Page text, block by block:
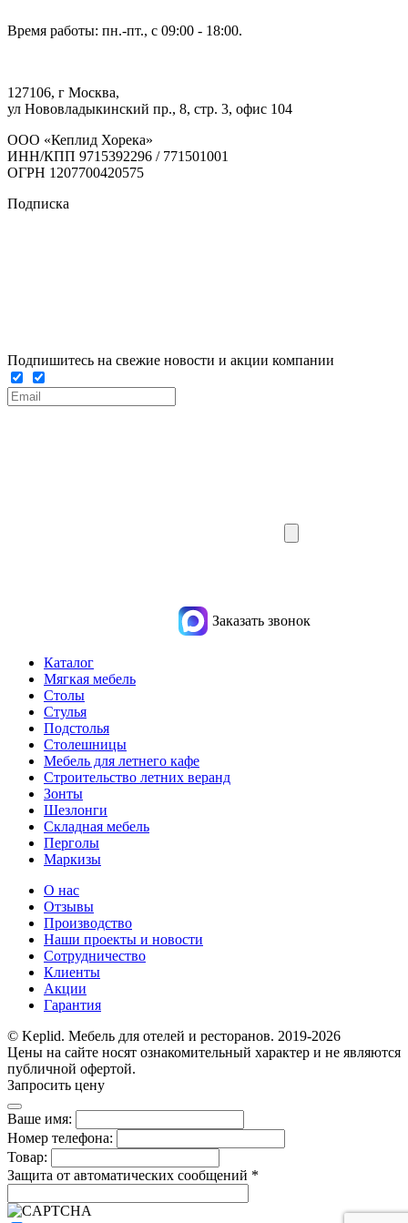
Время работы: пн.-пт., с 09:00 - 18:00.
127106, г Москва,
ул Нововладыкинский пр., 8, стр. 3, офис 104
ООО «Кеплид Хорека»
ИНН/КПП 9715392296 / 771501001
ОГРН 1207700420575
Подписка
Подпишитесь на свежие новости и акции компании
Заказать звонок
Каталог
Мягкая мебель
Столы
Стулья
Подстолья
Столешницы
Мебель для летнего кафе
Строительство летних веранд
Зонты
Шезлонги
Складная мебель
Перголы
Маркизы
О нас
Отзывы
Производство
Наши проекты и новости
Сотрудничество
Клиенты
Акции
Гарантия
© Keplid. Мебель для отелей и ресторанов. 2019-2026
Цены на сайте носят ознакомительный характер и не являются
публичной офертой.
Запросить цену
Ваше имя:
Номер телефона:
Товар:
Защита от автоматических сообщений *